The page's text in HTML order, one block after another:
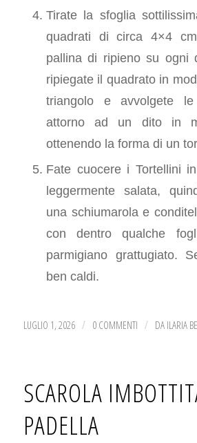
Tirate la sfoglia
quadrati di circa 4×4
pallina di ripieno su ogni
ripiegate il quadrato in
triangolo e avvolgete
attorno ad un dito in
ottenendo la forma di un
Fate cuocere i Tortellini
leggermente salata,
una schiumarola e
con dentro qualche
parmigiano grattugiato.
ben caldi.
LUGLIO 1, 2026 / 0 COMMENTI / DA ILARIA
SCAROLA
PADELLA